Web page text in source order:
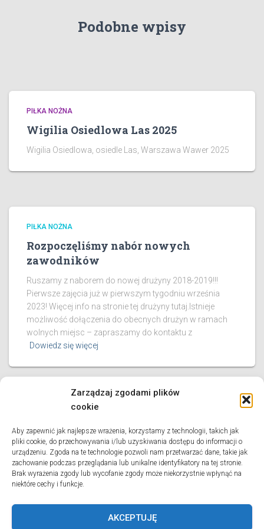
Zarządzaj zgodami plików
cookie
Aby zapewnić jak najlepsze wrażenia, korzystamy z technologii, takich jak
pliki cookie, do przechowywania i/lub uzyskiwania dostępu do informacji o
urządzeniu. Zgoda na te technologie pozwoli nam przetwarzać dane, takie jak
zachowanie podczas przeglądania lub unikalne identyfikatory na tej stronie.
Brak wyrażenia zgody lub wycofanie zgody może niekorzystnie wpłynąć na
niektóre cechy i funkcje.
AKCEPTUJĘ
Podobne wpisy
PIŁKA NOŻNA
Wigilia Osiedlowa Las 2025
Wigilia Osiedlowa, osiedle Las, Warszawa Wawer 2025
PIŁKA NOŻNA
Rozpoczęliśmy nabór nowych
zawodników
Ruszamy z naborem do nowej drużyny 2018-2019!!!
Pierwsze zajęcia już w pierwszym tygodniu września
2023! Więcej info na stronie tej drużyny tutaj.Istnieje
możliwość dołączenia do obecnych drużyn w ramach
wolnych miejsc – zapraszamy do kontaktu z
Dowiedz się więcej
Rozpoczynamy letni obóz sportowy w
Łomży
Jesteśmy w drodze na letni obóz sportowy w Łomży,
fotorelacja będzie dostępna na Facebooku Klub
zobaczenia za tydzień!!!